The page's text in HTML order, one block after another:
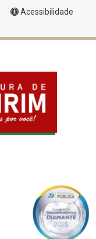
Acessibilidade